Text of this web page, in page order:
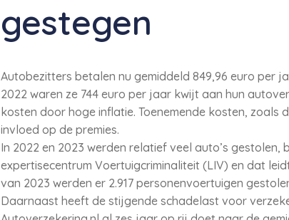
gestegen
Autobezitters betalen nu gemiddeld 849,96 euro per
2022 waren ze 744 euro per jaar kwijt aan hun
kosten door hoge inflatie. Toenemende kosten,
invloed op de premies.
In 2022 en 2023 werden relatief veel auto’s
expertisecentrum Voertuigcriminaliteit (LIV) en dat
van 2023 werden er 2.917 personenvoertuigen
Daarnaast heeft de stijgende schadelast voor